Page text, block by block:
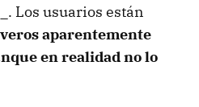
Los usuarios están
aparentemente
en realidad no lo